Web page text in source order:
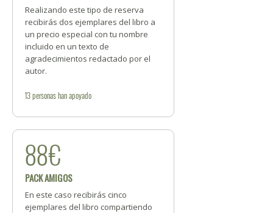
Realizando este tipo de reserva
recibirás dos ejemplares del libro a
un precio especial con tu nombre
incluido en un texto de
agradecimientos redactado por el
autor.
13personashan apoyado
88€
PACK AMIGOS
En este caso recibirás cinco
ejemplares del libro compartiendo